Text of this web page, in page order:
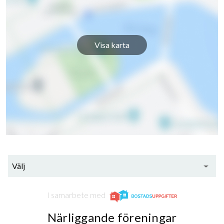
Visa karta
Välj
I samarbete med
Närliggande föreningar